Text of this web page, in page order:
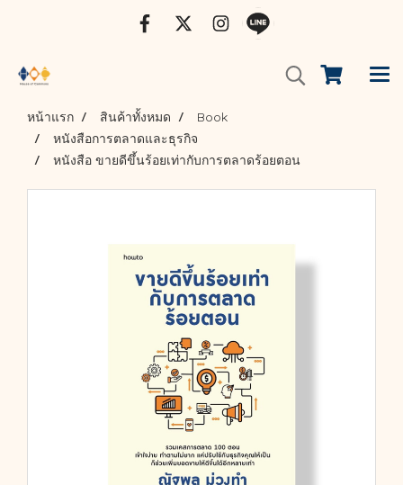
หน้าแรก สินค้าทั้งหมด
Book
หนังสือการตลาดและธุรกิจ
หนังสือ ขายดีขึ้นร้อยเท่ากับการตลาดร้อยตอน